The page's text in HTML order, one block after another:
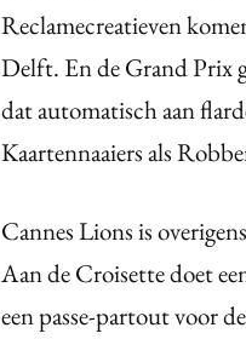
Reclamecreatieven
Delft. En de Grand Prix
dat automatisch aan
Kaartennaaiers als
Cannes Lions is
Aan de Croisette doet
een passe-partout voor